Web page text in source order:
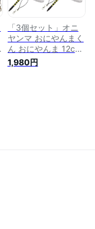
「3個セット」オニ
ヤンマ おにやんまく
ん おにやんま 12cm
本物サイズ 虫除け
オニヤンマ 大きい
1,980円